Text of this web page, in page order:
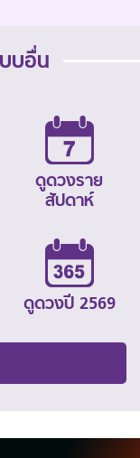
บอื่น
ดูดวงราย
สัปดาห์
ดูดวงปี 2569